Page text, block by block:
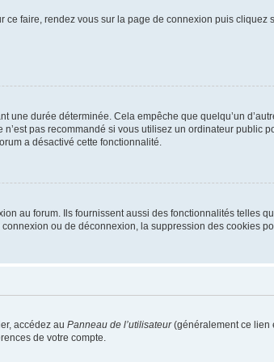
faire, rendez vous sur la page de connexion puis cliquez
durée déterminée. Cela empêche que quelqu’un
n’est pas recommandé si vous utilisez un ordinateur public
a désactivé cette fonctionnalité.
au forum. Ils fournissent aussi des fonctionnalités telles
ou de déconnexion, la suppression des cookies
accédez au Panneau de l’utilisateur(généralement ce lien
de votre compte.